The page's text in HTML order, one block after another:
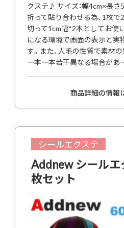
クステ♪ サイズ：幅4cm×長
折って貼り合わせる為、1枚
切って1cm幅*2本としてお使
になる環境で画面の表示と実
す。また、人毛の性質で素材
一本一本若干異なる場合が
商品詳細の情報
シールエクステ
Addnew シール
枚セット